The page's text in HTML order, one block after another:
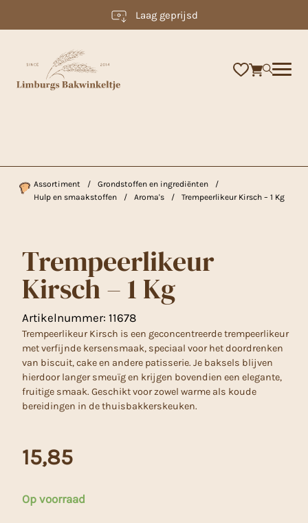
Laag geprijsd
Assortiment / Grondstoffen en ingrediënten
/
Hulp en smaakstoffen
/ Aroma's / Trempeerlikeur Kirsch – 1 Kg
Trempeerlikeur
Kirsch – 1 Kg
Artikelnummer: 11678
Trempeerlikeur Kirsch is een geconcentreerde trempeerlikeur
met verfijnde kersensmaak, speciaal voor het doordrenken
van biscuit, cake en andere patisserie. Je baksels blijven
hierdoor langer smeuïg en krijgen bovendien een elegante,
fruitige smaak. Geschikt voor zowel warme als koude
bereidingen in de thuisbakkerskeuken.
15,85
Op voorraad